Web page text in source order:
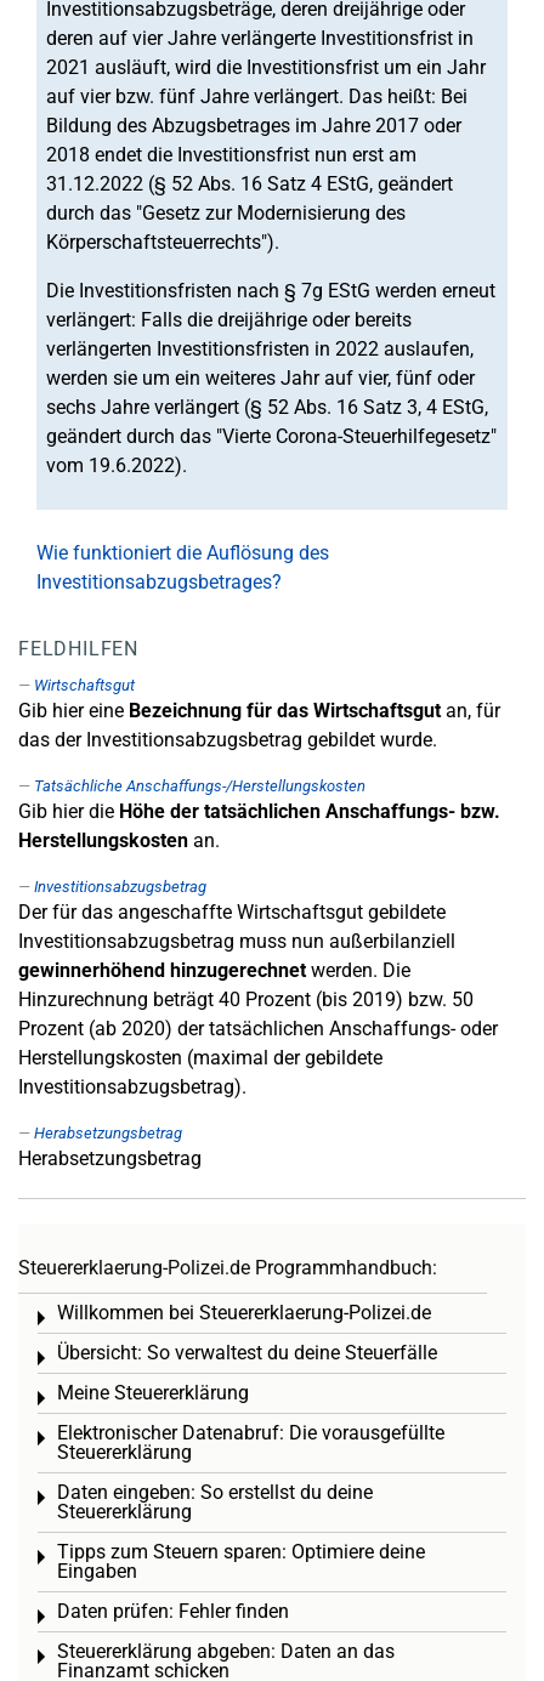
Investitionsabzugsbeträge, deren dreijährige oder
deren auf vier Jahre verlängerte Investitionsfrist in
2021 ausläuft, wird die Investitionsfrist um ein Jahr
auf vier bzw. fünf Jahre verlängert. Das heißt: Bei
Bildung des Abzugsbetrages im Jahre 2017 oder
2018 endet die Investitionsfrist nun erst am
31.12.2022 (§ 52 Abs. 16 Satz 4 EStG, geändert
durch das "Gesetz zur Modernisierung des
Körperschaftsteuerrechts").
Die Investitionsfristen nach § 7g EStG werden erneut
verlängert: Falls die dreijährige oder bereits
verlängerten Investitionsfristen in 2022 auslaufen,
werden sie um ein weiteres Jahr auf vier, fünf oder
sechs Jahre verlängert (§ 52 Abs. 16 Satz 3, 4 EStG,
geändert durch das "Vierte Corona-Steuerhilfegesetz"
vom 19.6.2022).
Wie funktioniert die Auflösung des
Investitionsabzugsbetrages?
FELDHILFEN
Wirtschaftsgut
Gib hier eine Bezeichnung für das Wirtschaftsgutan, für
das der Investitionsabzugsbetrag gebildet wurde.
Tatsächliche Anschaffungs-/Herstellungskosten
Gib hier die Höhe der tatsächlichen Anschaffungs- bzw.
Herstellungskosten an.
Investitionsabzugsbetrag
Der für das angeschaffte Wirtschaftsgut gebildete
Investitionsabzugsbetrag muss nun außerbilanziell
gewinnerhöhend hinzugerechnetwerden. Die
Hinzurechnung beträgt 40 Prozent (bis 2019) bzw. 50
Prozent (ab 2020) der tatsächlichen Anschaffungs- oder
Herstellungskosten (maximal der gebildete
Investitionsabzugsbetrag).
Herabsetzungsbetrag
Herabsetzungsbetrag
Steuererklaerung-Polizei.de Programmhandbuch:
Willkommen bei Steuererklaerung-Polizei.de
Toggle menu
Übersicht: So verwaltest du deine Steuerfälle
Toggle menu
Meine Steuererklärung
Toggle menu
Elektronischer Datenabruf: Die vorausgefüllte
Steuererklärung
Toggle menu
Daten eingeben: So erstellst du deine
Steuererklärung
Toggle menu
Tipps zum Steuern sparen: Optimiere deine
Eingaben
Toggle menu
Daten prüfen: Fehler finden
Toggle menu
Steuererklärung abgeben: Daten an das
Finanzamt schicken
Toggle menu